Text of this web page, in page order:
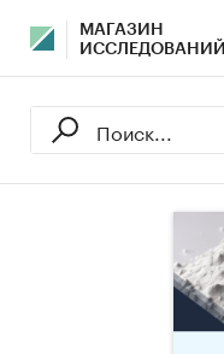
МАГАЗИН
ИССЛЕДОВАНИЙ